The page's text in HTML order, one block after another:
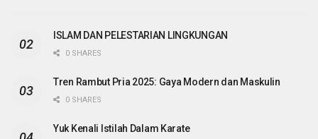
ISLAM DAN PELESTARIAN LINGKUNGAN
0 SHARES
Tren Rambut Pria 2025: Gaya Modern dan Maskulin
0 SHARES
Yuk Kenali Istilah Dalam Karate